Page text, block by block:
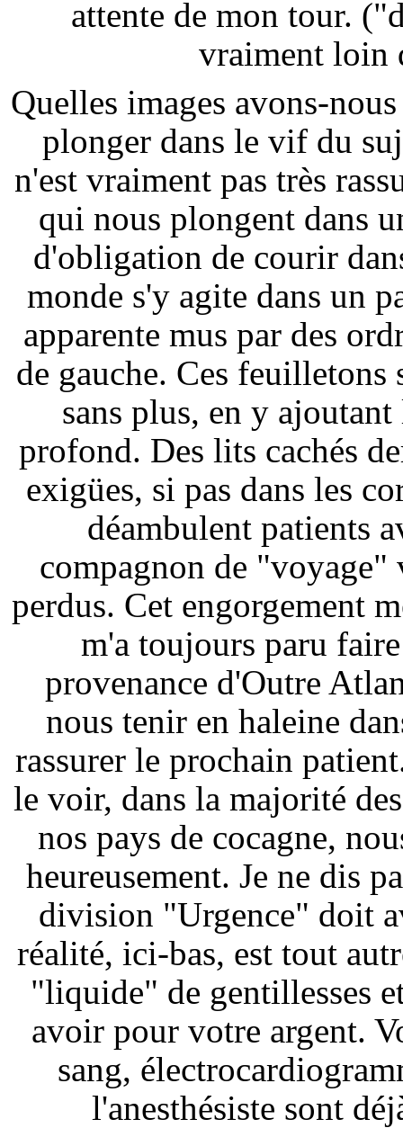
attente de mon tour.
vraiment loin
Quelles images avons-
plonger dans le vif du
n'est vraiment pas très
qui nous plongent dans
d'obligation de courir
monde s'y agite dans un
apparente mus par des
de gauche. Ces
sans plus, en y
profond. Des lits cachés
exigües, si pas dans les
déambulent patients
compagnon de "voyage"
perdus. Cet engorgement
m'a toujours paru
provenance d'Outre
nous tenir en haleine
rassurer le prochain
le voir, dans la majorité
nos pays de cocagne,
heureusement. Je ne dis
division "Urgence" doit
réalité, ici-bas, est tout
"liquide" de gentillesses
avoir pour votre argent.
sang,
l'anesthésiste sont